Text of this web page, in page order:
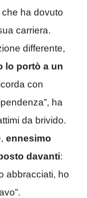
ha dovuto
carriera.
differente,
lo portò a un
con
ha
da brivido.
ennesimo
davanti:
abbracciati, ho